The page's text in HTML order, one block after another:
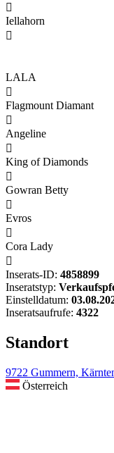

Iellahorn

LALA

Flagmount Diamant

Angeline

King of Diamonds

Gowran Betty

Evros

Cora Lady

Inserats-ID: 4858899
Inseratstyp:
Einstelldatum:
Inseratsaufrufe: 4322
Standort
9722 Gummern,
Österreich